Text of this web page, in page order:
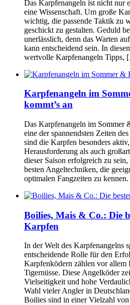
Das Karpfenangeln ist nicht nur
eine Wissenschaft. Um große
wichtig, die passende Taktik zu
geschickt zu gestalten. Geduld
unerlässlich, denn das Warten
kann entscheidend sein. In
wertvolle Karpfenangeln
Karpfenangeln im
kommt’s an
Das Karpfenangeln im Sommer
eine der spannendsten Zeiten
sind die Karpfen besonders
Herausforderung als auch
dieser Saison erfolgreich zu
besten Angeltechniken, die
optimalen Fangzeiten zu
Boilies, Mais & Co.: Die
Karpfen
In der Welt des Karpfenangelns
entscheidende Rolle für den
Karpfenködern zählen vor allem
Tigernüsse. Diese Angelköder
Vielseitigkeit und hohe
Wahl vieler Angler in
Boilies sind in einer Vielzahl